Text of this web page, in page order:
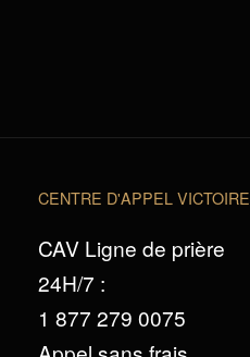
CENTRE D'APPEL VICTOIRE
CAV Ligne de prière
24H/7 :
1 877 279 0075